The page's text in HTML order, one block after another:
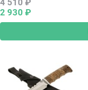
4 510 ₽
2 930 ₽